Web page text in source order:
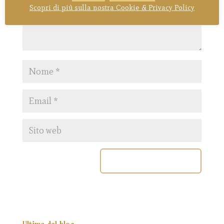
Scopri di più sulla nostra Cookie & Privacy Policy